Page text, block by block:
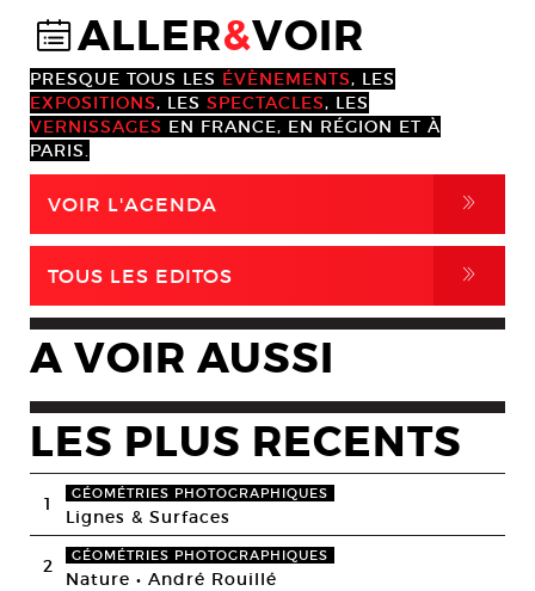
@ALLER&VOIR
PRESQUE TOUS LES ÉVÈNEMENTS, LES
EXPOSITIONS, LES SPECTACLES, LES
VERNISSAGES EN FRANCE, EN RÉGION ET À
PARIS.
VOIR L'AGENDA ,
TOUS LES EDITOS ,
A VOIR AUSSI
LES PLUS RECENTS
1 GÉOMÉTRIES PHOTOGRAPHIQUES
Lignes & Surfaces
2 GÉOMÉTRIES PHOTOGRAPHIQUES
Nature • André Rouillé